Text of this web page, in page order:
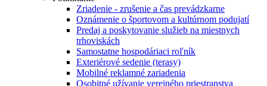
Zriadenie - zrušenie a čas prevádzkarne
Oznámenie o športovom a kultúrnom podujatí
Predaj a poskytovanie služieb na miestnych
trhoviskách
Samostatne hospodáriaci roľník
Exteriérové sedenie (terasy)
Mobilné reklamné zariadenia
Osobitné užívanie verejného priestranstva